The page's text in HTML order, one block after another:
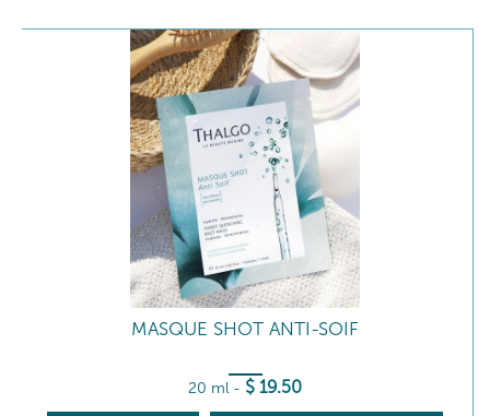
MASQUE SHOT ANTI-SOIF
20 ml - $ 19.50